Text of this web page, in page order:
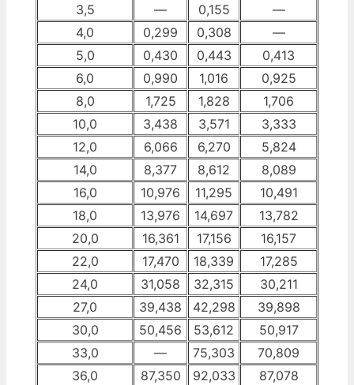
3,5
— 0,155
—
4,0
0,299 0,308
—
5,0
0,430 0,443
0,413
6,0
0,990 1,016
0,925
8,0
1,725 1,828
1,706
10,0
3,438 3,571
3,333
12,0
6,066 6,270
5,824
14,0
8,377 8,612
8,089
16,0
10,976 11,295
10,491
18,0
13,976 14,697
13,782
20,0
16,361 17,156
16,157
22,0
17,470 18,339
17,285
24,0
31,058 32,315
30,211
27,0
39,438 42,298
39,898
30,0
50,456 53,612
50,917
33,0
— 75,303
70,809
36,0
87,350 92,033
87,078